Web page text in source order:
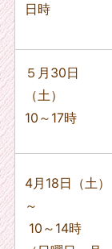
日時
５月30日
（土）
10～17時
4月18日（土）
～
10～14時